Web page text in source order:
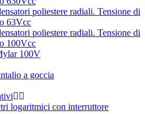
poliestere radiali. Tensione di
63Vcc
poliestere radiali. Tensione di
100Vcc
100V
a goccia
logaritmici con interruttore